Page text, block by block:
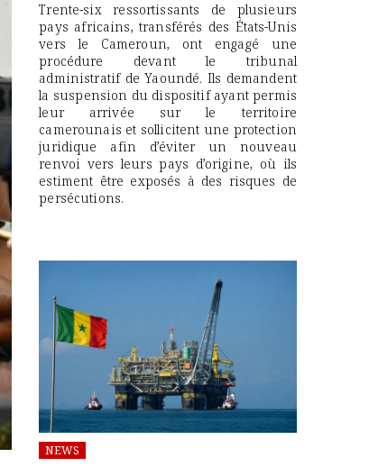
Trente-six ressortissants de plusieurs
pays africains, transférés des États-Unis
vers le Cameroun, ont engagé une
procédure devant le tribunal
administratif de Yaoundé. Ils demandent
la suspension du dispositif ayant permis
leur arrivée sur le territoire
camerounais et sollicitent une protection
juridique afin d’éviter un nouveau
renvoi vers leurs pays d’origine, où ils
estiment être exposés à des risques de
persécutions.
NEWS